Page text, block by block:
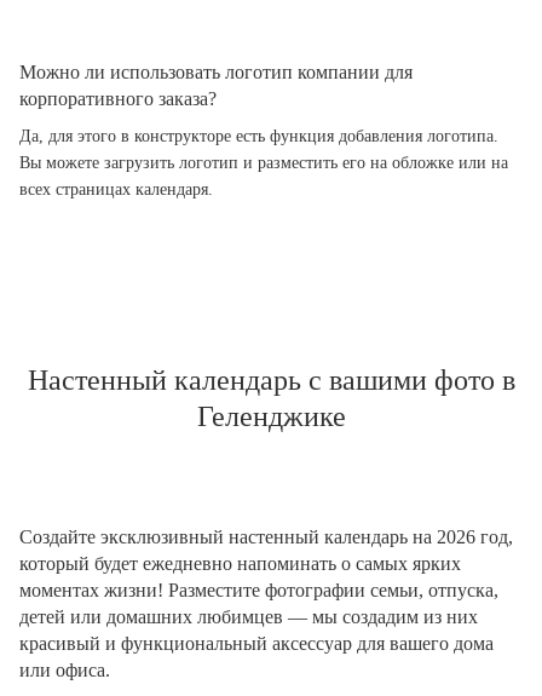
Можно ли использовать логотип компании для
корпоративного заказа?
Да, для этого в конструкторе есть функция добавления логотипа.
Вы можете загрузить логотип и разместить его на обложке или на
всех страницах календаря.
Настенный календарь с вашими фото в
Геленджике
Создайте эксклюзивный настенный календарь на 2026 год,
который будет ежедневно напоминать о самых ярких
моментах жизни! Разместите фотографии семьи, отпуска,
детей или домашних любимцев — мы создадим из них
красивый и функциональный аксессуар для вашего дома
или офиса.